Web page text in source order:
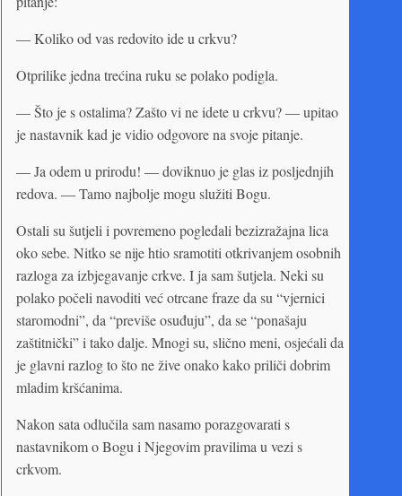
— Koliko od vas redovito ide u crkvu?
Otprilike jedna trećina ruku se polako podigla.
— Što je s ostalima? Zašto vi ne idete u crkvu? — upitao
je nastavnik kad je vidio odgovore na svoje pitanje.
— Ja odem u prirodu! — doviknuo je glas iz posljednjih
redova. — Tamo najbolje mogu služiti Bogu.
Ostali su šutjeli i povremeno pogledali bezizražajna lica
oko sebe. Nitko se nije htio sramotiti otkrivanjem osobnih
razloga za izbjegavanje crkve. I ja sam šutjela. Neki su
polako počeli navoditi već otrcane fraze da su “vjernici
staromodni”, da “previše osuđuju”, da se “ponašaju
zaštitnički” i tako dalje. Mnogi su, slično meni, osjećali da
je glavni razlog to što ne žive onako kako priliči dobrim
mladim kršćanima.
Nakon sata odlučila sam nasamo porazgovarati s
nastavnikom o Bogu i Njegovim pravilima u vezi s
crkvom.